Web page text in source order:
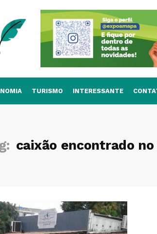
TURISMO INTERESSANTE
caixão encontrado